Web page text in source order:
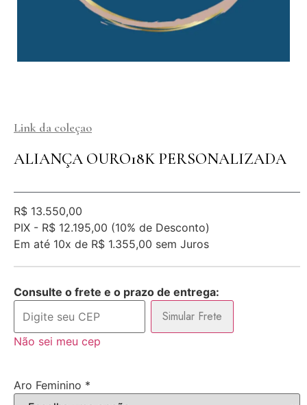
Link da coleçao
ALIANÇA OURO18K PERSONALIZADA
R$ 13.550,00
PIX - R$ 12.195,00 (10% de Desconto)
Em até 10x de R$ 1.355,00 sem Juros
Consulte o frete e o prazo de entrega:
Simular Frete
Não sei meu cep
Aro Feminino *